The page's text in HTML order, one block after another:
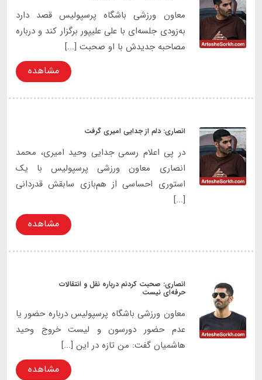
معاون ورزشی باشگاه پرسپولیس قصد دارد
به‌زودی جلسه‌ای با علی علیپور برگزار کند و درباره
مصاحبه جدیدش با او صحبت [...]
مشاهده
انصاری: دلم از جدایی امیری گرفت
در پی اعلام رسمی جدایی وحید امیری، محمد
انصاری معاون ورزشی پرسپولیس با یک
استوری احساسی از هم‌بازی سابقش قدردانی
[...]
مشاهده
انصاری: صحبت کردنم درباره نقل و انتقالات
حرفه‌ای نیست
معاون ورزشی باشگاه پرسپولیس درباره حضور یا
عدم حضور دورسون و لیست خروج وحید
هاشمیان گفت: من تازه در این [...]
مشاهده